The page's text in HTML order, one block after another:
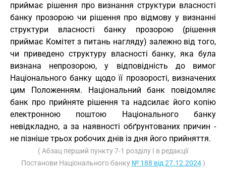
приймає рішення про визнання структури власності
банку прозорою чи рішення про відмову у визнанні
структури власності банку прозорою (рішення
приймає Комітет з питань нагляду) залежно від того,
чи приведено структуру власності банку, яка була
визнана непрозорою, у відповідність до вимог
Національного банку щодо її прозорості, визначених
цим Положенням. Національний банк повідомляє
банк про прийняте рішення та надсилає його копію
електронною поштою Національного банку
невідкладно, а за наявності обґрунтованих причин -
не пізніше трьох робочих днів із дня його прийняття.
( Абзац перший пункту 7-1 розділу I в редакції
Постанови Національного банку № 188 від 27.12.2024)